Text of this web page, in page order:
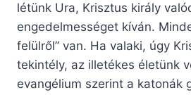
létünk Ura, Krisztus király
engedelmességet kíván.
felülről” van. Ha valaki, úgy
tekintély, az illetékes életünk
evangélium szerint a katonák